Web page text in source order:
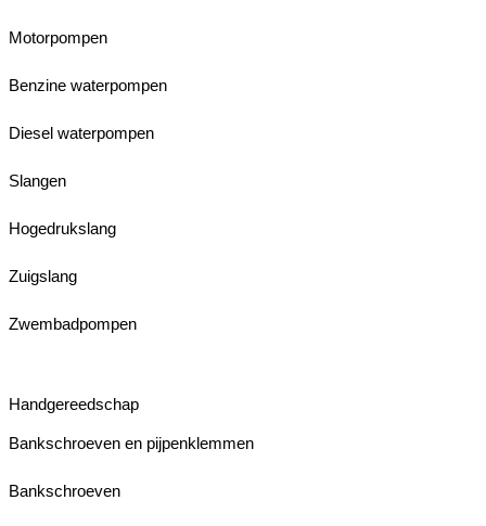
Motorpompen
Benzine waterpompen
Diesel waterpompen
Slangen
Hogedrukslang
Zuigslang
Zwembadpompen
Handgereedschap
Bankschroeven en pijpenklemmen
Bankschroeven